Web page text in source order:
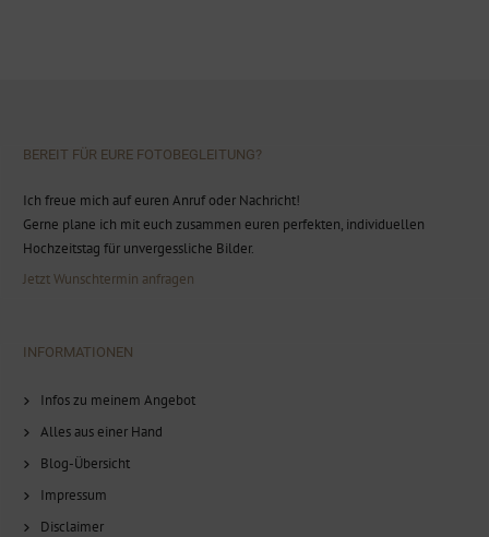
BEREIT FÜR EURE FOTOBEGLEITUNG?
Ich freue mich auf euren Anruf oder Nachricht!
Gerne plane ich mit euch zusammen euren perfekten, individuellen
Hochzeitstag für unvergessliche Bilder.
Jetzt Wunschtermin anfragen
INFORMATIONEN
Infos zu meinem Angebot
Alles aus einer Hand
Blog-Übersicht
Impressum
Disclaimer